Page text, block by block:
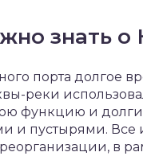
знать
порта долгое
реки
функцию и
и пустырями.
в